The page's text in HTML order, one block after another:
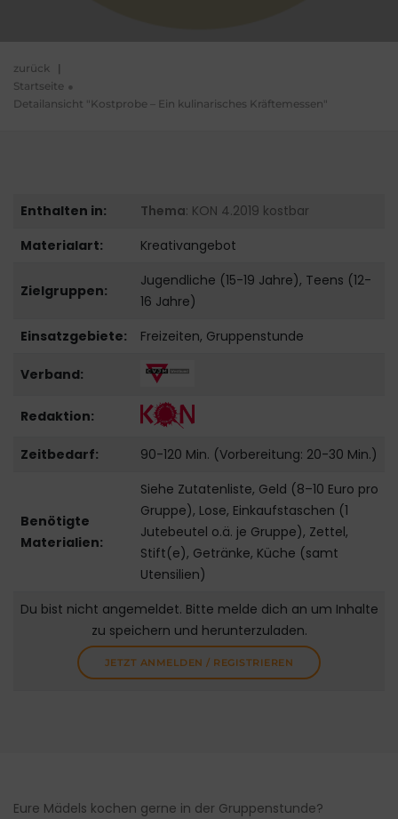
zurück |
Startseite
Detailansicht "Kostprobe – Ein kulinarisches Kräftemessen"
Enthalten in: Thema: KON 4.2019 kostbar
Materialart:
Kreativangebot
Zielgruppen:
Jugendliche (15-19 Jahre), Teens (12-
16 Jahre)
Einsatzgebiete:
Freizeiten, Gruppenstunde
Verband:
Redaktion:
Zeitbedarf: 90-120 Min. (Vorbereitung: 20-30 Min.)
Benötigte
Materialien:
Siehe Zutatenliste, Geld (8–10 Euro pro
Gruppe), Lose, Einkaufstaschen (1
Jutebeutel o.ä. je Gruppe), Zettel,
Stift(e), Getränke, Küche (samt
Utensilien)
Du bist nicht angemeldet. Bitte melde dich an um Inhalte
zu speichern und herunterzuladen.
JETZT ANMELDEN / REGISTRIEREN
Eure Mädels kochen gerne in der Gruppenstunde?